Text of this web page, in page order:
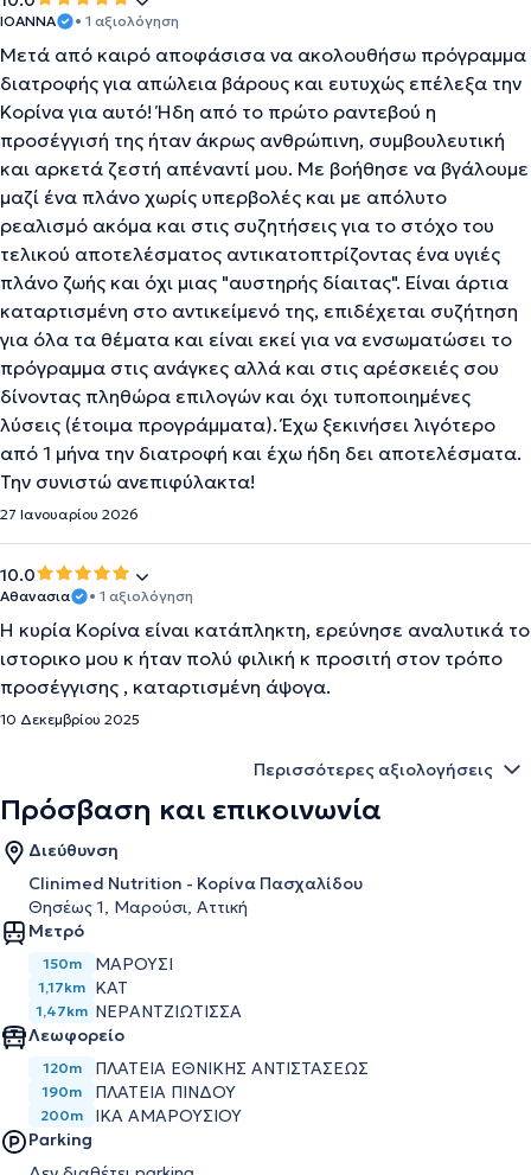
IOANNA • 1 αξιολόγηση
Μετά από καιρό αποφάσισα να ακολουθήσω πρόγραμμα
διατροφής για απώλεια βάρους και ευτυχώς επέλεξα την
Κορίνα για αυτό! Ήδη από το πρώτο ραντεβού η
προσέγγισή της ήταν άκρως ανθρώπινη, συμβουλευτική
και αρκετά ζεστή απέναντί μου. Με βοήθησε να βγάλουμε
μαζί ένα πλάνο χωρίς υπερβολές και με απόλυτο
ρεαλισμό ακόμα και στις συζητήσεις για το στόχο του
τελικού αποτελέσματος αντικατοπτρίζοντας ένα υγιές
πλάνο ζωής και όχι μιας "αυστηρής δίαιτας". Είναι άρτια
καταρτισμένη στο αντικείμενό της, επιδέχεται συζήτηση
για όλα τα θέματα και είναι εκεί για να ενσωματώσει το
πρόγραμμα στις ανάγκες αλλά και στις αρέσκειές σου
δίνοντας πληθώρα επιλογών και όχι τυποποιημένες
λύσεις (έτοιμα προγράμματα). Έχω ξεκινήσει λιγότερο
από 1 μήνα την διατροφή και έχω ήδη δει αποτελέσματα.
Την συνιστώ ανεπιφύλακτα!
27 Ιανουαρίου 2026
10.0
Αθανασια • 1 αξιολόγηση
Η κυρία Κορίνα είναι κατάπληκτη, ερεύνησε αναλυτικά το
ιστορικο μου κ ήταν πολύ φιλική κ προσιτή στον τρόπο
προσέγγισης , καταρτισμένη άψογα.
10 Δεκεμβρίου 2025
Περισσότερες αξιολογήσεις
Πρόσβαση και επικοινωνία
Διεύθυνση
Clinimed Nutrition - Κορίνα Πασχαλίδου
Θησέως 1, Μαρούσι, Αττική
Μετρό
150m ΜΑΡΟΎΣΙ
1,17km ΚΑΤ
1,47km ΝΕΡΑΝΤΖΙΏΤΙΣΣΑ
Λεωφορείο
120m ΠΛΑΤΕΙΑ ΕΘΝΙΚΗΣ ΑΝΤΙΣΤΑΣΕΩΣ
190m ΠΛΑΤΕΙΑ ΠΙΝΔΟΥ
200m
ΙΚΑ ΑΜΑΡΟΥΣΙΟΥ
Parking